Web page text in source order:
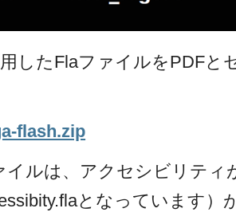
したFlaファイルをPDFと
flash.zip
イルは、アクセシビリティ
となっています）